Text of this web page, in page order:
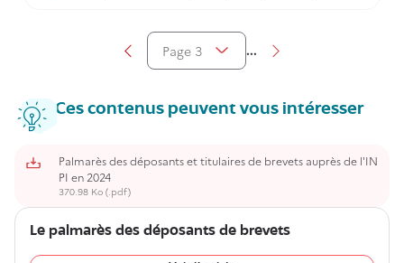
compétitifs en France et à l’international.
Aller à la page précédente
Page 3
Afficher la pagination
... Aller à la page
Ces contenus peuvent vous intéresser
Palmarès des déposants et titulaires de brevets auprès de l'IN
PI en 2024
370.98 Ko (.pdf)
Le palmarès des déposants de brevets